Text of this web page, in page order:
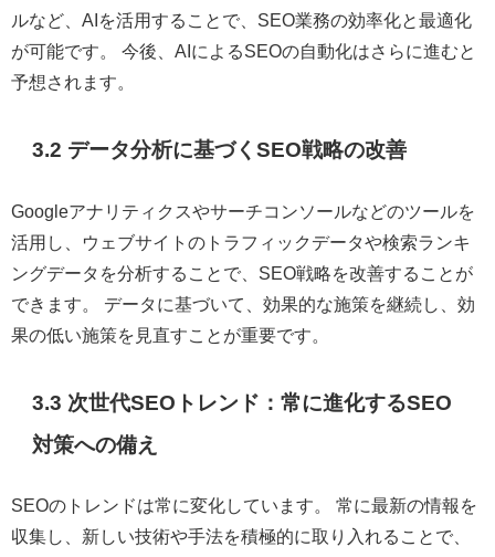
ルなど、AIを活用することで、SEO業務の効率化と最適化
が可能です。 今後、AIによるSEOの自動化はさらに進むと
予想されます。
3.2 データ分析に基づくSEO戦略の改善
Googleアナリティクスやサーチコンソールなどのツールを
活用し、ウェブサイトのトラフィックデータや検索ランキ
ングデータを分析することで、SEO戦略を改善することが
できます。 データに基づいて、効果的な施策を継続し、効
果の低い施策を見直すことが重要です。
3.3 次世代SEOトレンド：常に進化するSEO
対策への備え
SEOのトレンドは常に変化しています。 常に最新の情報を
収集し、新しい技術や手法を積極的に取り入れることで、